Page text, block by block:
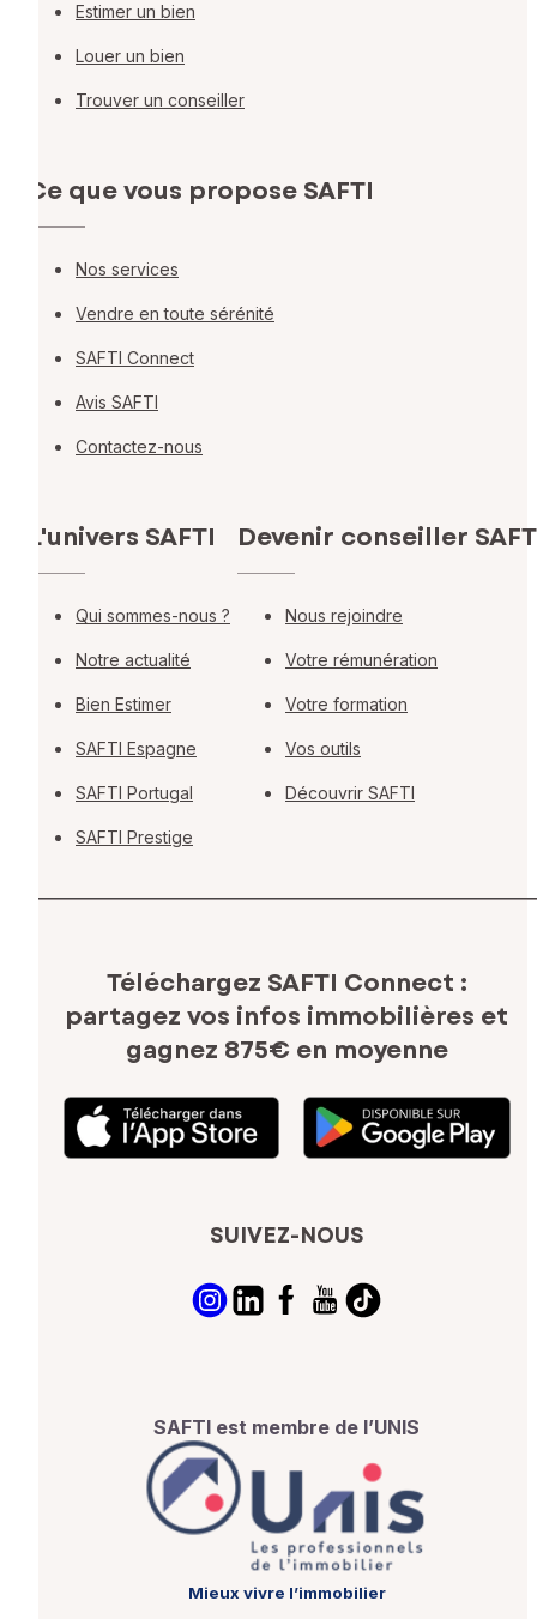
Estimer un bien
Louer un bien
Trouver un conseiller
Ce que vous propose SAFTI
Nos services
Vendre en toute sérénité
SAFTI Connect
Avis SAFTI
Contactez-nous
L'univers SAFTI
Qui sommes-nous ?
Notre actualité
Bien Estimer
SAFTI Espagne
SAFTI Portugal
SAFTI Prestige
Devenir conseiller
Nous rejoindre
Votre rémunération
Votre formation
Vos outils
Découvrir SAFTI
Téléchargez SAFTI Connect :
partagez vos infos immobilières et
gagnez 875€ en moyenne
SUIVEZ-NOUS
SAFTI est membre de l’UNIS
Mieux vivre l’immobilier